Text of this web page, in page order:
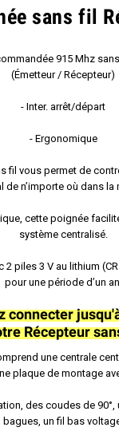
sans fil
915 Mhz
(Émetteur / Récepteur)
- Inter. arrêt/départ
- Ergonomique
fil vous permet de
de n’importe où dans la
cette poignée
système centralisé.
2 piles 3 V au lithium
pour une période d’un
connecter
Récepteur
une centrale
plaque de montage
des coudes de 90°,
bagues, un fil bas